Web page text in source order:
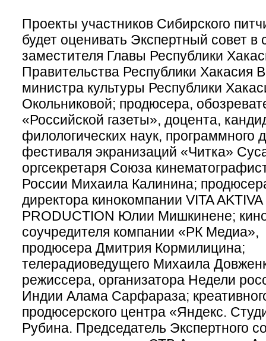
Проекты участников Сибирского
будет оценивать Экспертный совет в
заместителя Главы Республики
Правительства Республики Хакасия
министра культуры Республики
Окольниковой; продюсера,
«Российской газеты», доцента,
филологических наук, программного
фестиваля экранизаций «Читка»
оргсекретаря Союза
России Михаила Калинина;
директора кинокомпании VITA AKTIVA
PRODUCTION Юлии Мишкинене;
соучредителя компании «РК Медиа»,
продюсера Дмитрия Кормилицина;
телерадиоведущего Михаила
режиссера, организатора Недели
Индии Алама Сарфараза;
продюсерского центра «Яндекс.
Рубина. Председатель Экспертного